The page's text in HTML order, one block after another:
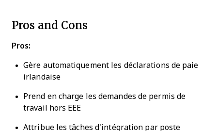
Pros and Cons
Pros:
Gère automatiquement les déclarations de paie
irlandaise
Prend en charge les demandes de permis de
travail hors EEE
Attribue les tâches d’intégration par poste